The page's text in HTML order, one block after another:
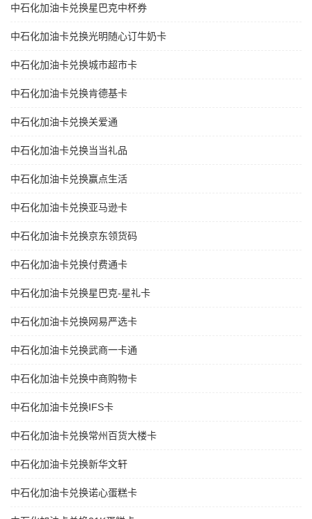
中石化加油卡兑换星巴克中杯券
中石化加油卡兑换光明随心订牛奶卡
中石化加油卡兑换城市超市卡
中石化加油卡兑换肯德基卡
中石化加油卡兑换关爱通
中石化加油卡兑换当当礼品
中石化加油卡兑换赢点生活
中石化加油卡兑换亚马逊卡
中石化加油卡兑换京东领货码
中石化加油卡兑换付费通卡
中石化加油卡兑换星巴克-星礼卡
中石化加油卡兑换网易严选卡
中石化加油卡兑换武商一卡通
中石化加油卡兑换中商购物卡
中石化加油卡兑换IFS卡
中石化加油卡兑换常州百货大楼卡
中石化加油卡兑换新华文轩
中石化加油卡兑换诺心蛋糕卡